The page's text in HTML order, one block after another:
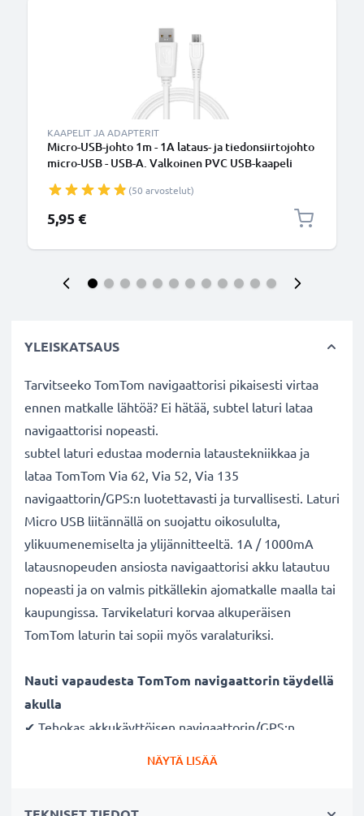
KAAPELIT JA ADAPTERIT
Micro-USB-johto 1m - 1A lataus- ja tiedonsiirtojohto
micro-USB - USB-A. Valkoinen PVC USB-kaapeli
(50 arvostelut)
5,95 €
YLEISKATSAUS
Tarvitseeko TomTom navigaattorisi pikaisesti virtaa
ennen matkalle lähtöä? Ei hätää, subtel laturi lataa
navigaattorisi nopeasti.
subtel laturi edustaa modernia lataustekniikkaa ja
lataa TomTom Via 62, Via 52, Via 135
navigaattorin/GPS:n luotettavasti ja turvallisesti. Laturi
Micro USB liitännällä on suojattu oikosululta,
ylikuumenemiselta ja ylijännitteeltä. 1A / 1000mA
latausnopeuden ansiosta navigaattorisi akku latautuu
nopeasti ja on valmis pitkällekin ajomatkalle maalla tai
kaupungissa. Tarvikelaturi korvaa alkuperäisen
TomTom laturin tai sopii myös varalaturiksi.
Nauti vapaudesta TomTom navigaattorin täydellä
akulla
✔ Tehokas akkukäyttöisen navigaattorin/GPS:n
NÄYTÄ LISÄÄ